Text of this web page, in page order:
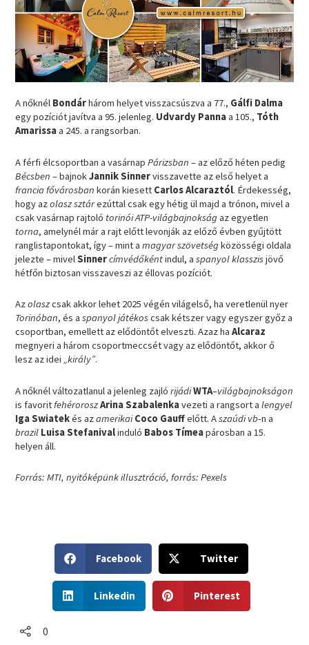
A nőknél Bondárhárom helyet visszacsúszva a 77., Gálfi Dalma
egy pozíciót javítva a 95. jelenleg. Udvardy Pannaa 105., Tóth
Amarissaa 245. a rangsorban.
A férfi élcsoportban a vasárnapPárizsban – az előző héten pedig
Bécsben – bajnokJannik Sinnervisszavette az első helyet a
francia fővárosban korán kiesett Carlos Alcaraztól. Érdekesség,
hogy azolasz sztárezúttal csak egy hétig ül majd a trónon, mivel a
csak vasárnap rajtoló torinói ATP-világbajnokságaz egyetlen
torna, amelynél már a rajt előtt levonják az előző évben gyűjtött
ranglistapontokat, így – mint amagyar szövetségközösségi oldala
jelezte – mivelSinnercímvédőkéntindul, aspanyol klasszisjövő
hétfőn biztosan visszaveszi az éllovas pozíciót.
Azolaszcsak akkor lehet 2025 végén világelső, ha veretlenül nyer
Torinóban, és aspanyol játékoscsak kétszer vagy egyszer győz a
csoportban, emellett az elődöntőt elveszti. Azaz haAlcaraz
megnyeri a három csoportmeccsét vagy az elődöntőt, akkor ő
lesz az idei„király”.
A nőknél változatlanul a jelenleg zajlórijádiWTA–világbajnokságon
is favoritfehéroroszArina Szabalenkavezeti a rangsort alengyel
Iga Swiatekés azamerikai Coco Gauffelőtt. Aszaúdi vb-n a
brazil Luisa Stefanivalinduló Babos Tímeapárosban a 15.
helyen áll.
Forrás: MTI, nyitóképünk illusztráció, forrás: Pexels
h
a
r
Facebook
h
a
Twitter
h
a
Linkedin
h
a
Pinterest
0